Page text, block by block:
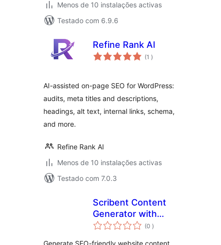
Menos de 10 instalações activas
Testado com 6.9.6
Refine Rank AI
(1 classificações
)
AI-assisted on-page SEO for WordPress:
audits, meta titles and descriptions,
headings, alt text, internal links, schema,
and more.
Refine Rank AI
Menos de 10 instalações activas
Testado com 7.0.3
Scribent Content
Generator with
OpenAI
(0 classificações
)
Generate SEO-friendly website content,